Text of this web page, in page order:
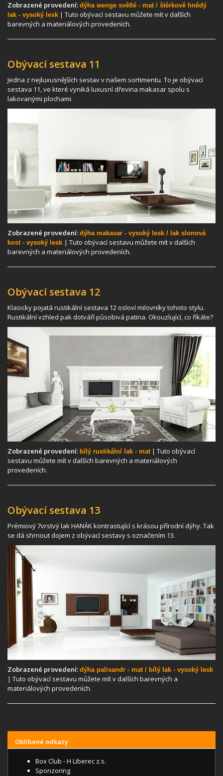
Zobrazené provedení: dýha wenge světlé - mat / štěrkově hnědý
lak - vysoký lesk | Tuto obývací sestavu můžete mít v dalších
barevných a materiálových provedeních.
Obývací sestava 11
Jedna z nejluxusnějších sestav v našem sortimentu. To je obývací
sestava 11, ve které vyniká luxusní dřevina makasar spolu s
lakovanými plochami.
Zobrazené provedení: dýha makasar - vysoký lesk / lak slonová
kost - vysoký lesk | Tuto obývací sestavu můžete mít v dalších
barevných a materiálových provedeních.
Obývací sestava 12
Klasicky pojatá rustikální sestava 12 osloví milovníky tohoto stylu.
Rustikální vzhled pak dotváří působivá patina. Okouzlující, co říkáte?
Zobrazené provedení: bílý rustikální lak - mat| Tuto obývací
sestavu můžete mít v dalších barevných a materiálových
provedeních.
Obývací sestava 13
Prémiový 7vrstvý lak HANÁK kontrastující s krásou přírodní dýhy. Tak
se dá shrnout dojem z obývací sestavy s označením 13.
Zobrazené provedení: dýha palisandr - mat / bílý lak - vysoký lesk
| Tuto obývací sestavu můžete mít v dalších barevných a
materiálových provedeních.
Oblíbené odkazy
Box Club - H Liberec z.s.
Sponzoring